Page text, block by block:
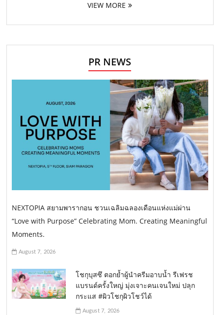
VIEW MORE
PR NEWS
NEXTOPIA สยามพารากอน ชวนเฉลิมฉลองเดือนแห่งแม่ผ่าน
“Love with Purpose” Celebrating Mom. Creating Meaningful
Moments.
August 7, 2026
โชกุบุสซึ ตอกย้ำผู้นำครีมอาบน้ำ รีเฟรช
แบรนด์ครั้งใหญ่ มุ่งเจาะคนเจนใหม่ ปลุก
กระแส #ผิวโชกุผิวโชว์ได้
August 7, 2026